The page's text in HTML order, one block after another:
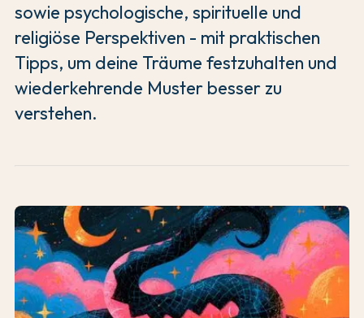
sowie psychologische, spirituelle und
religiöse Perspektiven - mit praktischen
Tipps, um deine Träume festzuhalten und
wiederkehrende Muster besser zu
verstehen.